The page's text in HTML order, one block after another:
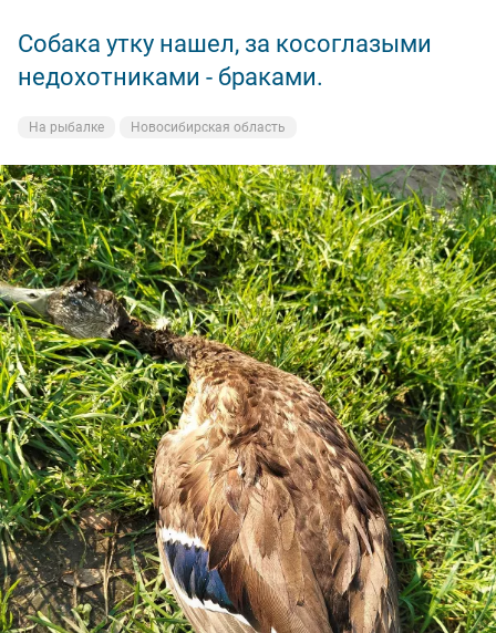
Собака утку нашел, за косоглазыми
недохотниками - браками.
На рыбалке Новосибирская область